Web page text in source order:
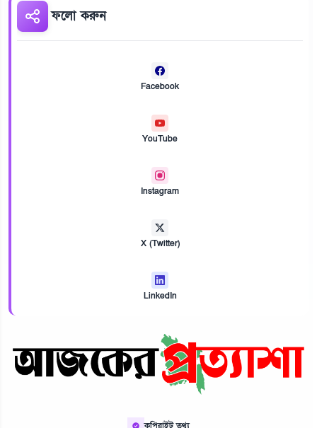
ফলো করুন
Facebook
YouTube
Instagram
X (Twitter)
LinkedIn